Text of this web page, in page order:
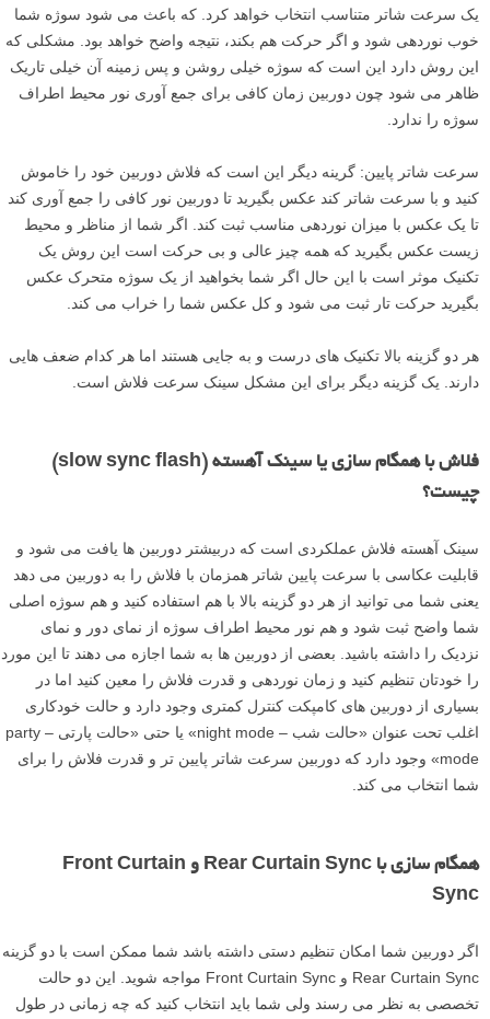
یک سرعت شاتر متناسب انتخاب خواهد کرد. که باعث می شود سوژه شما
خوب نوردهی شود و اگر حرکت هم بکند، نتیجه واضح خواهد بود. مشکلی که
این روش دارد این است که سوژه خیلی روشن و پس زمینه آن خیلی تاریک
ظاهر می شود چون دوربین زمان کافی برای جمع آوری نور محیط اطراف
سوژه را ندارد.
سرعت شاتر پایین: گرینه دیگر این است که فلاش دوربین خود را خاموش
کنید و با سرعت شاتر کند عکس بگیرید تا دوربین نور کافی را جمع آوری کند
تا یک عکس با میزان نوردهی مناسب ثبت کند. اگر شما از مناظر و محیط
زیست عکس بگیرید که همه چیز عالی و بی حرکت است این روش یک
تکنیک موثر است با این حال اگر شما بخواهید از یک سوژه متحرک عکس
بگیرید حرکت تار ثبت می شود و کل عکس شما را خراب می کند.
هر دو گزینه بالا تکنیک های درست و به جایی هستند اما هر کدام ضعف هایی
دارند. یک گزینه دیگر برای این مشکل سینک سرعت فلاش است.
فلاش با همگام سازی یا سینک آهسته (slow sync flash)
چیست؟
سینک آهسته فلاش عملکردی است که دربیشتر دوربین ها یافت می شود و
قابلیت عکاسی با سرعت پایین شاتر همزمان با فلاش را به دوربین می دهد
یعنی شما می توانید از هر دو گزینه بالا با هم استفاده کنید و هم سوژه اصلی
شما واضح ثبت شود و هم نور محیط اطراف سوژه از نمای دور و نمای
نزدیک را داشته باشید. بعضی از دوربین ها به شما اجازه می دهند تا این مورد
را خودتان تنظیم کنید و زمان نوردهی و قدرت فلاش را معین کنید اما در
بسیاری از دوربین های کامپکت کنترل کمتری وجود دارد و حالت خودکاری
اغلب تحت عنوان «حالت شب – night mode» یا حتی «حالت پارتی – party
mode» وجود دارد که دوربین سرعت شاتر پایین تر و قدرت فلاش را برای
شما انتخاب می کند.
همگام سازی با Rear Curtain Sync و Front Curtain
Sync
اگر دوربین شما امکان تنظیم دستی داشته باشد شما ممکن است با دو گزینه
Rear Curtain Sync و Front Curtain Sync مواجه شوید. این دو حالت
تخصصی به نظر می رسند ولی شما باید انتخاب کنید که چه زمانی در طول